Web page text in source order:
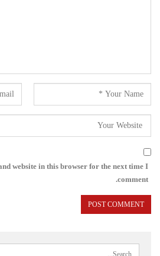
website in this browser for the next time I
comment.